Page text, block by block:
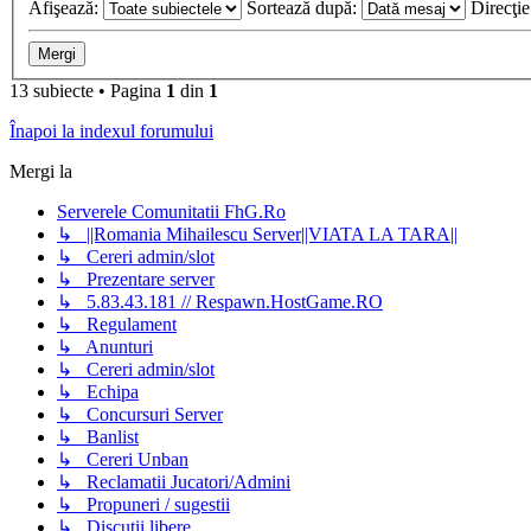
Afişează: Sortează după:
13 subiecte • Pagina 1 din 1
Înapoi la indexul forumului
Mergi la
Serverele Comunitatii FhG.Ro
↳ ||Romania Mihailescu Server||VIATA LA TARA||
↳ Cereri admin/slot
↳ Prezentare server
↳ 5.83.43.181 // Respawn.HostGame.RO
↳ Regulament
↳ Anunturi
↳ Cereri admin/slot
↳ Echipa
↳ Concursuri Server
↳ Banlist
↳ Cereri Unban
↳ Reclamatii Jucatori/Admini
↳ Propuneri / sugestii